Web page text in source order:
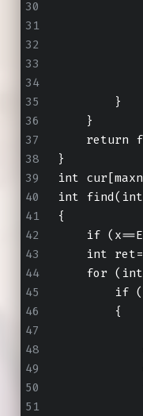
        }
    }
return
}
int
int find(int
{
if
int
for
if
        {